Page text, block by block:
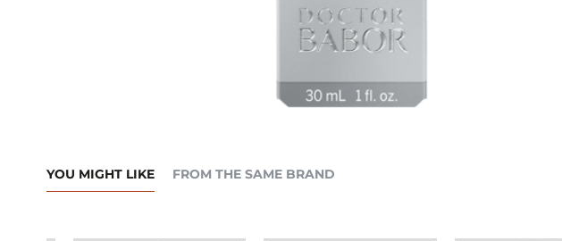
YOU MIGHT LIKE FROM THE SAME BRAND